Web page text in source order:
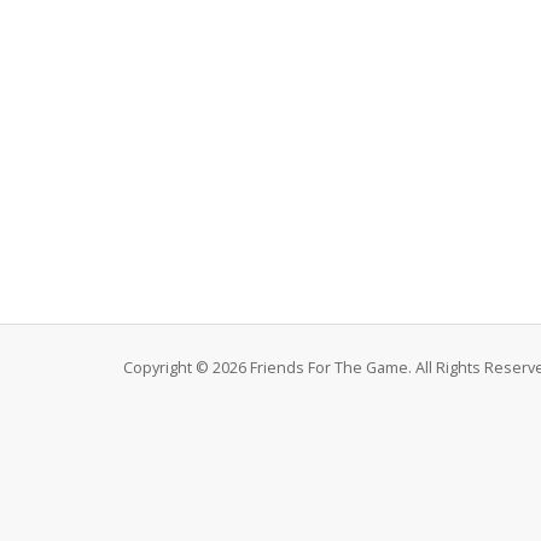
Copyright © 2026 Friends For The Game. All Rights